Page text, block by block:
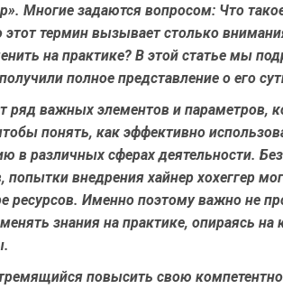
Многие задаются вопросом: Что
термин вызывает столько
на практике? В этой статье мы
полное представление о его
ряд важных элементов и параметров,
понять, как эффективно
в различных сферах деятельности.
попытки внедрения хайнер хохеггер
ресурсов. Именно поэтому важно не
знания на практике, опираясь на
повысить свою